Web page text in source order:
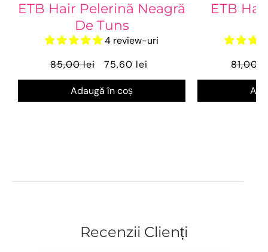
ETB Hair Pelerină Neagră
De Tuns
4 review-uri
85,00 lei
75,60 lei
Adaugă în coș
ETB
81,00
Recenzii Clienți